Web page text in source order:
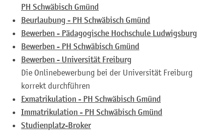
PH Schwäbisch Gmünd
Beurlaubung - PH Schwäbisch Gmünd
Bewerben - Pädagogische Hochschule Ludwigsburg
Bewerben - PH Schwäbisch Gmünd
Bewerben - Universität Freiburg
Die Onlinebewerbung bei der Universität Freiburg
korrekt durchführen
Exmatrikulation - PH Schwäbisch Gmünd
Immatrikulation - PH Schwäbisch Gmünd
Studienplatz-Broker